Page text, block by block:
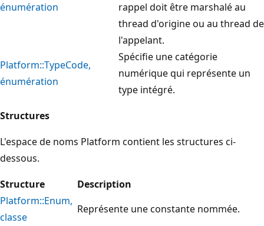
énumération
rappel doit être marshalé au
thread d'origine ou au thread de
l'appelant.
Platform::TypeCode,
énumération
Spécifie une catégorie
numérique qui représente un
type intégré.
Structures
L'espace de noms Platform contient les structures ci-
dessous.
Structure
Description
Platform::Enum,
classe
Représente une constante nommée.